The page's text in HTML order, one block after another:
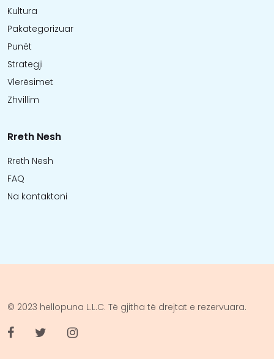
Kultura
Pakategorizuar
Punët
Strategji
Vlerësimet
Zhvillim
Rreth Nesh
Rreth Nesh
FAQ
Na kontaktoni
© 2023 hellopuna L.L.C. Të gjitha të drejtat e rezervuara.